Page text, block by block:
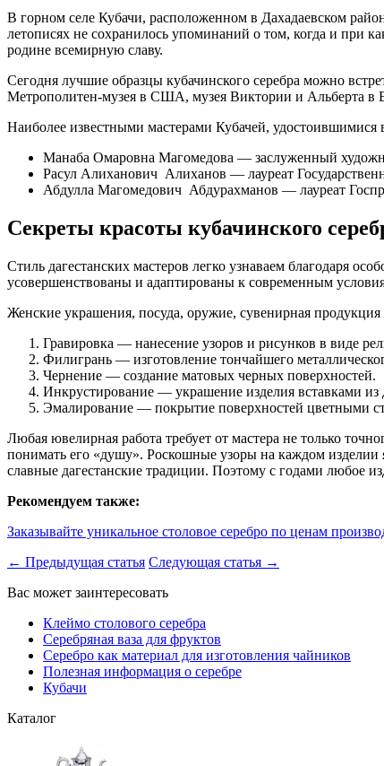
В горном селе Кубачи, расположенном в Дахадаевском
летописях не сохранилось упоминаний о том, когда и при
родине всемирную славу.
Сегодня лучшие образцы кубачинского серебра можно
Метрополитен-музея в США, музея Виктории и Альберта в
Наиболее известными мастерами Кубачей, удостоившимися
Манаба Омаровна Магомедова — заслуженный
Расул Алиханович Алиханов — лауреат
Абдулла Магомедович Абдурахманов — лауреат
Секреты красоты кубачинского
Стиль дагестанских мастеров легко узнаваем благодаря
усовершенствованы и адаптированы к современным
Женские украшения, посуда, оружие, сувенирная продукция
Гравировка — нанесение узоров и рисунков в виде
Филигрань — изготовление тончайшего
Чернение — создание матовых черных поверхностей.
Инкрустирование — украшение изделия вставками
Эмалирование — покрытие поверхностей цветными
Любая ювелирная работа требует от мастера не только
понимать его «душу». Роскошные узоры на каждом изделии
славные дагестанские традиции. Поэтому с годами любое
Рекомендуем также:
Заказывайте уникальное столовое серебро по ценам
← Предыдущая статья Следующая статья →
Вас может заинтересовать
Клеймо столового серебра
Серебряная ваза для фруктов
Серебро как материал для изготовления чайников
Полезная информация о серебре
Кубачи
Каталог